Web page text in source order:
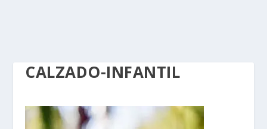
CALZADO-INFANTIL